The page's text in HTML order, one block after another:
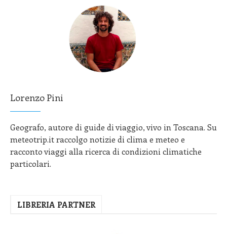
Lorenzo Pini
Geografo, autore di guide di viaggio, vivo in Toscana. Su
meteotrip.it raccolgo notizie di clima e meteo e
racconto viaggi alla ricerca di condizioni climatiche
particolari.
LIBRERIA PARTNER